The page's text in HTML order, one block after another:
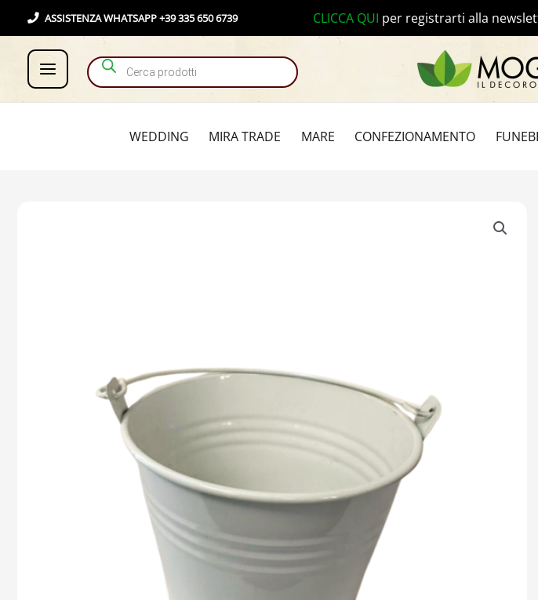
contenuto
ASSISTENZA WHATSAPP +39 335 650 6739 CLICCA QUI per registrarti alla
Products search
WEDDING MIRA TRADE MARE CONFEZIONAMENTO